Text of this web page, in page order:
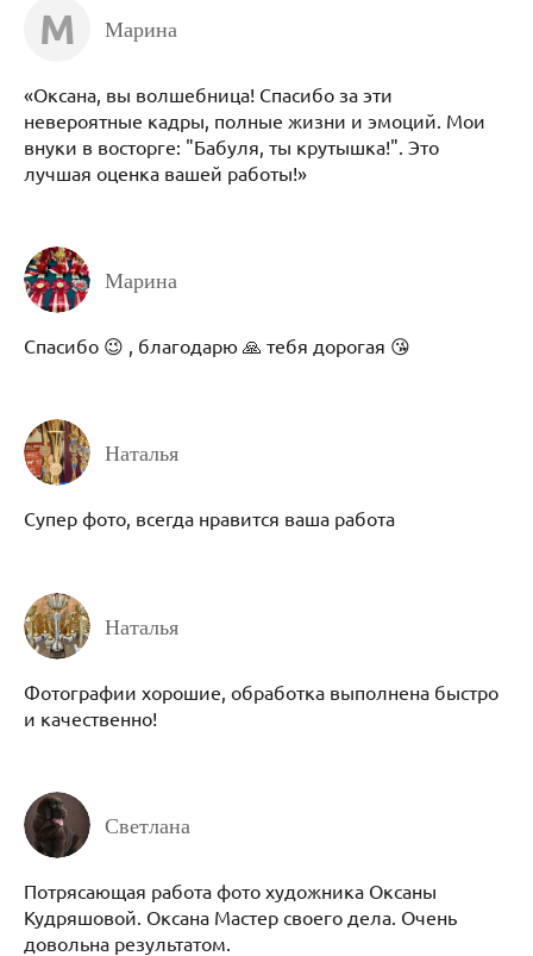
М Марина
«Оксана, вы волшебница! Спасибо за эти
невероятные кадры, полные жизни и эмоций. Мои
внуки в восторге: "Бабуля, ты крутышка!". Это
лучшая оценка вашей работы!»
Марина
Спасибо 😉 , благодарю 🙏 тебя дорогая 😘
Наталья
Супер фото, всегда нравится ваша работа
Наталья
Фотографии хорошие, обработка выполнена быстро
и качественно!
Светлана
Потрясающая работа фото художника Оксаны
Кудряшовой. Оксана Мастер своего дела. Очень
довольна результатом.